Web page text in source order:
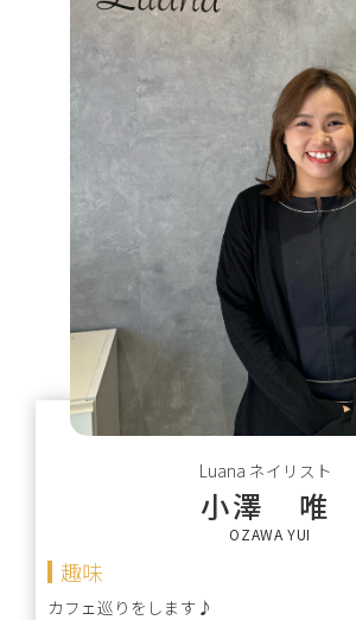
Luana ネイリスト
小澤 唯
OZAWA YUI
趣味
カフェ巡りをします♪